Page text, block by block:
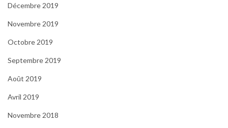
Décembre 2019
Novembre 2019
Octobre 2019
Septembre 2019
Août 2019
Avril 2019
Novembre 2018